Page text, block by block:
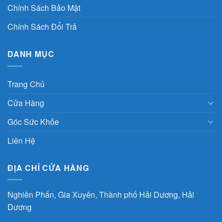
Chính Sách Bảo Mật
Chính Sách Đổi Trả
DANH MỤC
Trang Chủ
Cửa Hàng
Góc Sức Khỏe
Liên Hệ
ĐỊA CHỈ CỬA HÀNG
Nghiên Phấn, Gia Xuyên, Thành phố Hải Dương, Hải
Dương